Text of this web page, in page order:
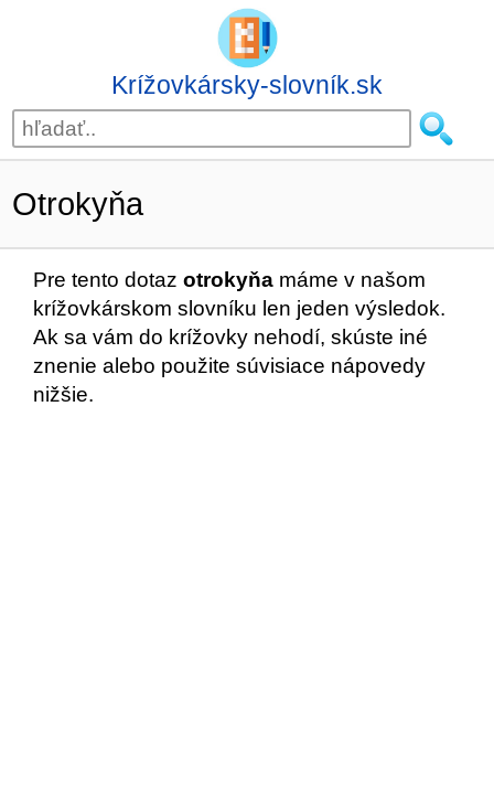
Krížovkársky-slovník.sk
Otrokyňa
Pre tento dotaz otrokyňa máme v našom
krížovkárskom slovníku len jeden výsledok.
Ak sa vám do krížovky nehodí, skúste iné
znenie alebo použite súvisiace nápovedy
nižšie.